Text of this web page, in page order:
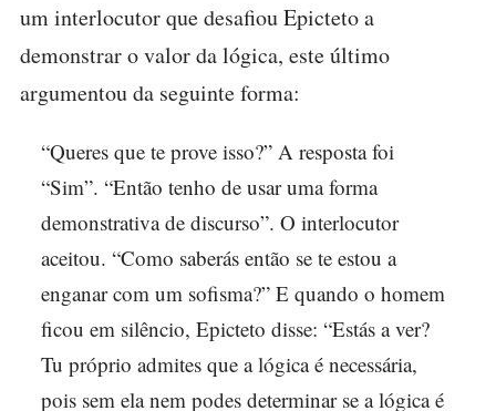
um interlocutor que desafiou Epicteto a
demonstrar o valor da lógica, este último
argumentou da seguinte forma:
“Queres que te prove isso?” A resposta foi
“Sim”. “Então tenho de usar uma forma
demonstrativa de discurso”. O interlocutor
aceitou. “Como saberás então se te estou a
enganar com um sofisma?” E quando o homem
ficou em silêncio, Epicteto disse: “Estás a ver?
Tu próprio admites que a lógica é necessária,
pois sem ela nem podes determinar se a lógica é